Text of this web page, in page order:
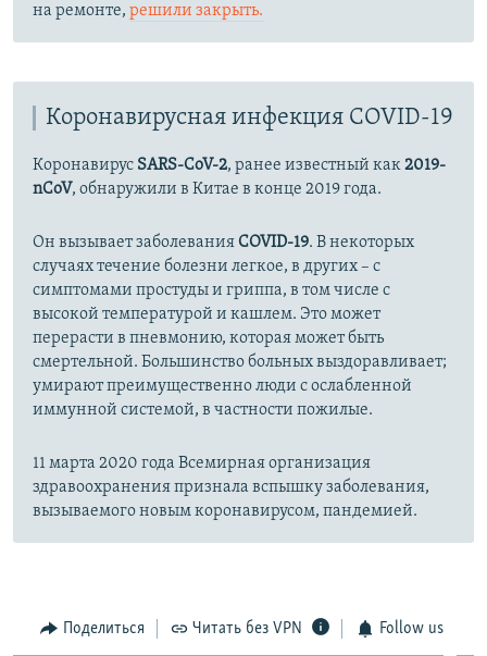
на ремонте, решили закрыть.
Коронавирусная инфекция COVID-19
Коронавирус SARS-CoV-2, ранее известный как2019-
nCoV, обнаружили в Китае в конце 2019 года.
Он вызывает заболеванияCOVID-19. В некоторых
случаях течение болезни легкое, в других – с
симптомами простуды и гриппа, в том числе с
высокой температурой и кашлем. Это может
перерасти в пневмонию, которая может быть
смертельной. Большинство больных выздоравливает;
умирают преимущественно люди с ослабленной
иммунной системой, в частности пожилые.
11 марта 2020 года Всемирная организация
здравоохранения признала вспышку заболевания,
вызываемого новым коронавирусом, пандемией.
Поделиться Читать без VPN Follow us